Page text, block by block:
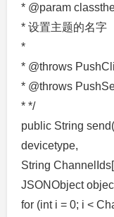
* @param
* 设置主题的名字
*
* @throws
* @throws
* */
public String
devicetype,
String
JSONObject
for (int i = 0; i <